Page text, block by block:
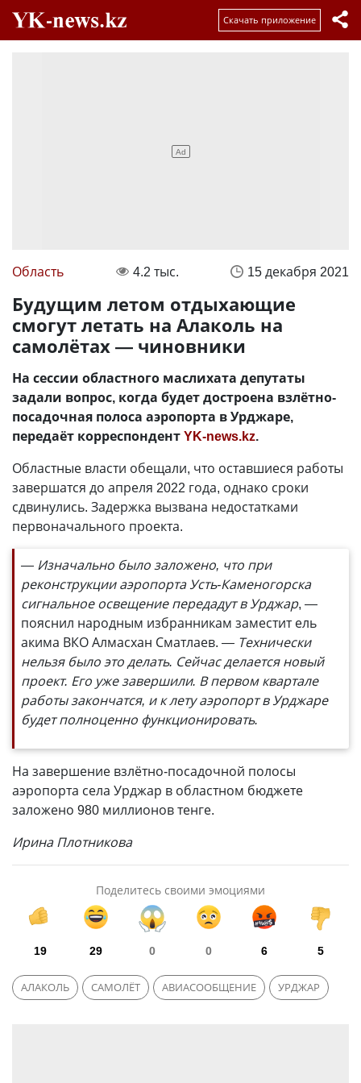
Скачать приложение
Область 4.2 тыс. 15 декабря 2021
Будущим летом отдыхающие
смогут летать на Алаколь на
самолётах — чиновники
На сессии областного маслихата депутаты
задали вопрос, когда будет достроена взлётно-
посадочная полоса аэропорта в Урджаре,
передаёт корреспондентYK-news.kz.
Областные власти обещали, что оставшиеся работы
завершатся до апреля 2022 года, однако сроки
сдвинулись. Задержка вызвана недостатками
первоначального проекта.
— Изначально было заложено, что при
реконструкции аэропорта Усть-Каменогорска
сигнальное освещение передадут в Урджар, —
пояснил народным избранникам заместит ель
акима ВКО Алмасхан Сматлаев. — Технически
нельзя было это делать. Сейчас делается новый
проект. Его уже завершили. В первом квартале
работы закончатся, и к лету аэропорт в Урджаре
будет полноценно функционировать.
На завершение взлётно-посадочной полосы
аэропорта села Урджар в областном бюджете
заложено 980 миллионов тенге.
Ирина Плотникова
Поделитесь своими эмоциями
19 29 0 0 6 5
АЛАКОЛЬ САМОЛЁТ АВИАСООБЩЕНИЕ УРДЖАР